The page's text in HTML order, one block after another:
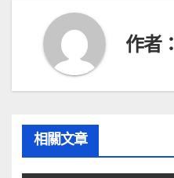
覽
作者：
相關文章